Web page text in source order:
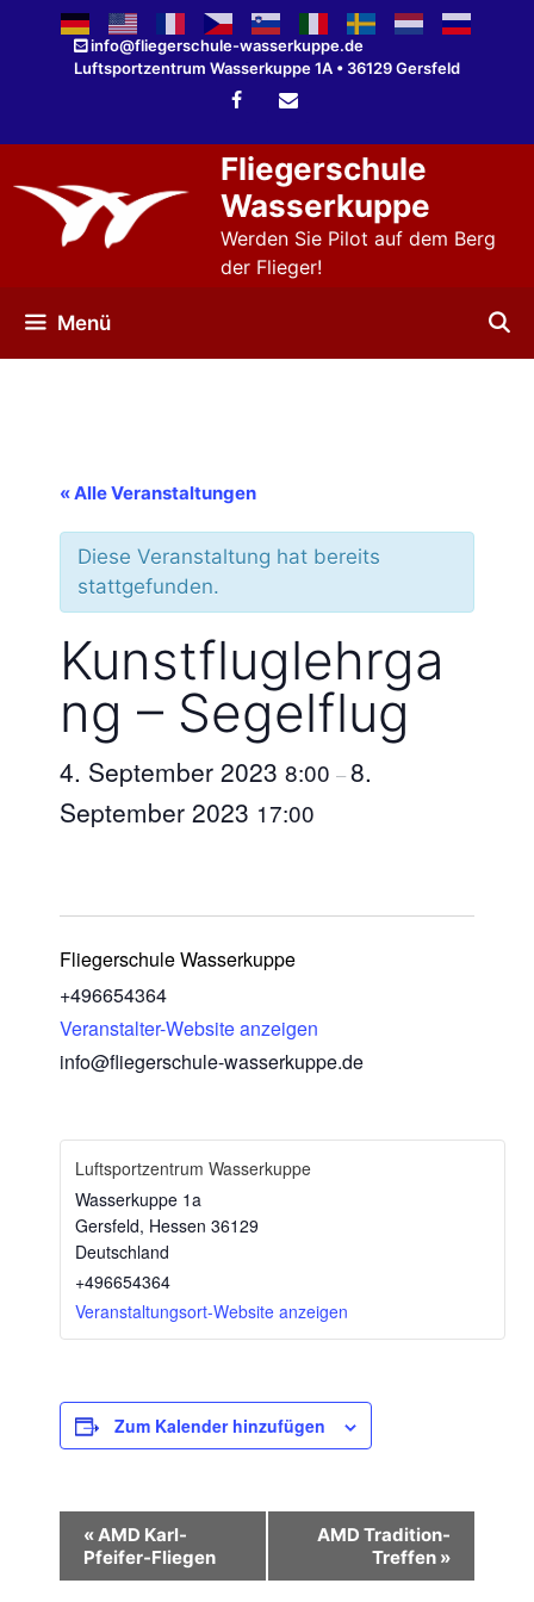
springen
info@fliegerschule-wasserkuppe.de
Luftsportzentrum Wasserkuppe 1A • 36129 Gersfeld
Fliegerschule
Wasserkuppe
Werden Sie Pilot auf dem Berg
der Flieger!
Menü
« Alle Veranstaltungen
Diese Veranstaltung hat bereits
stattgefunden.
Kunstfluglehrga
ng – Segelflug
4. September 2023 8:00 –8.
September 2023 17:00
Fliegerschule Wasserkuppe
+496654364
Veranstalter-Website anzeigen
info@fliegerschule-wasserkuppe.de
Luftsportzentrum Wasserkuppe
Wasserkuppe 1a
Gersfeld, Hessen 36129
Deutschland
+496654364
Veranstaltungsort-Website anzeigen
Zum Kalender hinzufügen
r
«AMD Karl-
Pfeifer-Fliegen
AMD Tradition-
Treffen »